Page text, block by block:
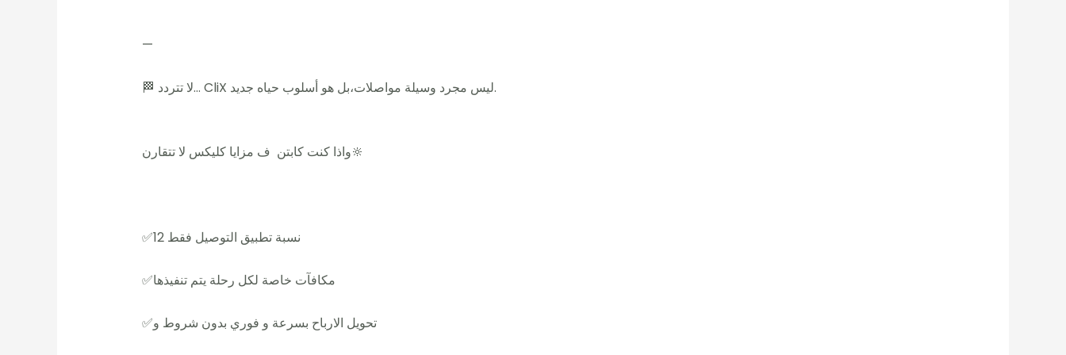
—
🏁 لا تتردد… CliX ليس مجرد وسيلة مواصلات،بل هو أسلوب حياه جديد.
واذا كنت كابتن ف مزايا كليكس لا تتقارن🔆
✅️نسبة تطبيق التوصيل فقط 12
✅️مكافآت خاصة لكل رحلة يتم تنفيذها
✅️تحويل الارباح بسرعة و فوري بدون شروط و